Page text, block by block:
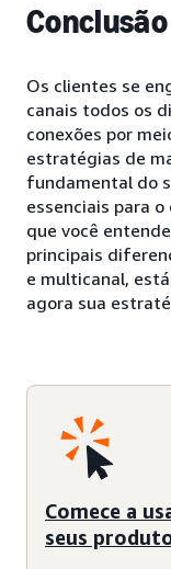
Conclusão
Os clientes se
canais todos os
conexões por
estratégias de
fundamental do
essenciais para
que você
principais
e multicanal,
agora sua
Comece a
seus